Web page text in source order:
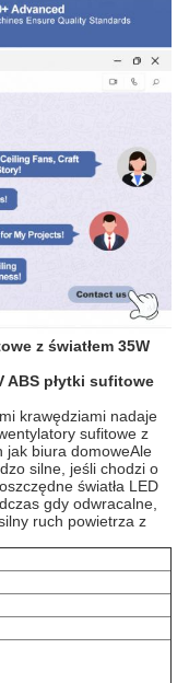
z światłem 35W
ABS płytki sufitowe
krawędziami nadaje
sufitowe z
jak biura domoweAle
silne, jeśli chodzi o
światła LED
gdy odwracalne,
ruch powietrza z